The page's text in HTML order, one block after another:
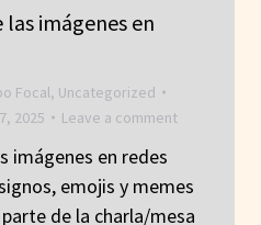
imágenes en
Focal, Uncategorized
2025 Leave a comment
imágenes en redes
emojis y memes
de la charla/mesa